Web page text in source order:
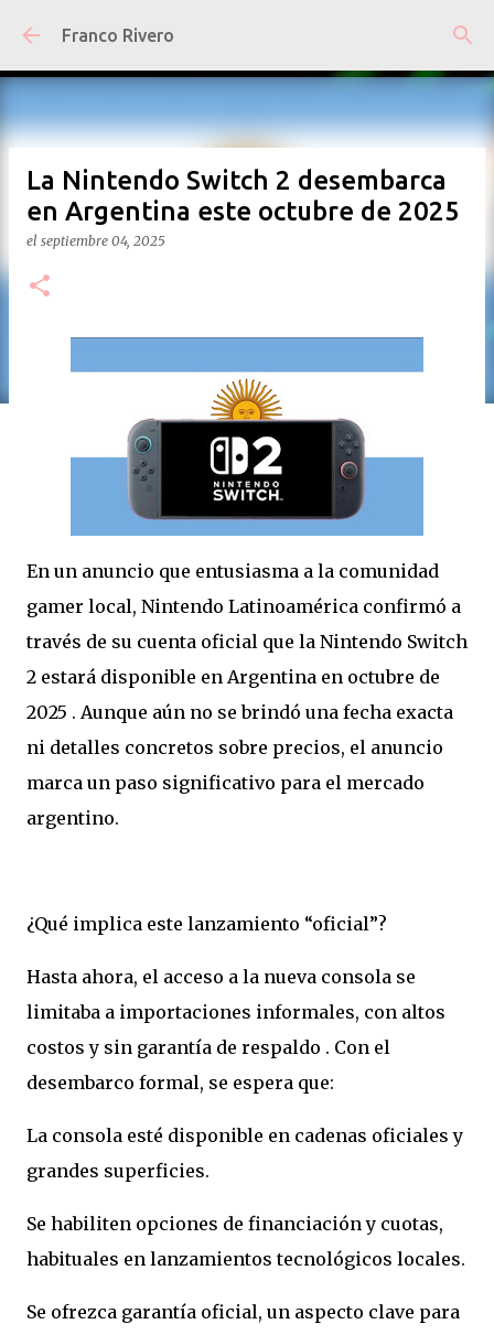
Ir al contenido principal
Franco Rivero
La Nintendo Switch 2 desembarca
en Argentina este octubre de 2025
el septiembre 04, 2025
En un anuncio que entusiasma a la comunidad
gamer local, Nintendo Latinoamérica confirmó a
través de su cuenta oficial que la Nintendo Switch
2 estará disponible en Argentina en octubre de
2025 . Aunque aún no se brindó una fecha exacta
ni detalles concretos sobre precios, el anuncio
marca un paso significativo para el mercado
argentino.
¿Qué implica este lanzamiento “oficial”?
Hasta ahora, el acceso a la nueva consola se
limitaba a importaciones informales, con altos
costos y sin garantía de respaldo . Con el
desembarco formal, se espera que:
La consola esté disponible en cadenas oficiales y
grandes superficies.
Se habiliten opciones de financiación y cuotas,
habituales en lanzamientos tecnológicos locales.
Se ofrezca garantía oficial, un aspecto clave para